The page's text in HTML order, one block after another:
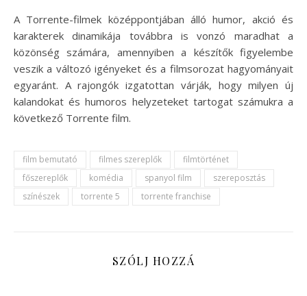
A Torrente-filmek középpontjában álló humor, akció és
karakterek dinamikája továbbra is vonzó maradhat a
közönség számára, amennyiben a készítők figyelembe
veszik a változó igényeket és a filmsorozat hagyományait
egyaránt. A rajongók izgatottan várják, hogy milyen új
kalandokat és humoros helyzeteket tartogat számukra a
következő Torrente film.
film bemutató filmes szereplők
filmtörténet
főszereplők
komédia spanyol film
szereposztás
színészek
torrente 5 torrente franchise
SZÓLJ HOZZÁ